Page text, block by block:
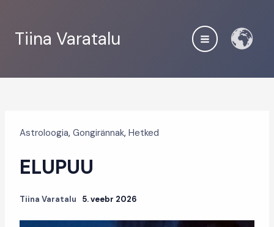
contentTiina Varatalu
Astroloogia,Gongirännak,Hetked
ELUPUU
Tiina Varatalu 5. veebr 2026